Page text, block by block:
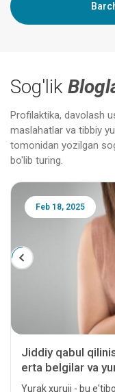
Sog'lik
Profilaktika, davolash
maslahatlar va tibbiy
tomonidan yozilgan
bo'lib turing.
Feb 18, 2025
Jiddiy qabul
erta belgilar va
Yurak xuruji - bu